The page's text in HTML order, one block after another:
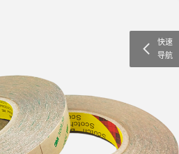
快速
导航